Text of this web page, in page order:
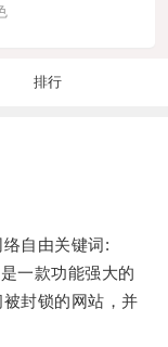
排行
自由关键词:
一款功能强大的
封锁的网站，并